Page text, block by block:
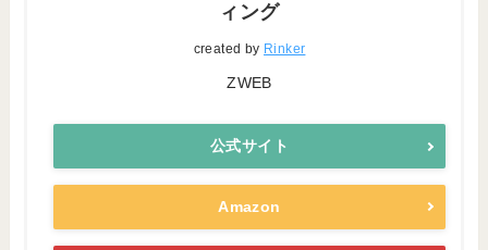
ィング
created by Rinker
ZWEB
公式サイト
Amazon